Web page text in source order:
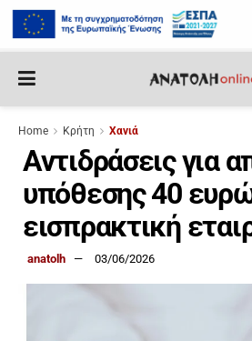
Home Κρήτη Χανιά
Αντιδράσεις για
υπόθεσης 40
εισπρακτική
anatolh 03/06/2026